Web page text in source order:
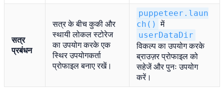
सत्र
प्रबंधन
सत्र के बीच कुकी और
स्थायी लोकल स्टोरेज
का उपयोग करके एक
स्थिर उपयोगकर्ता
प्रोफाइल बनाए रखें।
puppeteer.laun
ch() में
userDataDir
विकल्प का उपयोग करके
ब्राउज़र प्रोफाइल को
सहेजें और पुनः उपयोग
करें।